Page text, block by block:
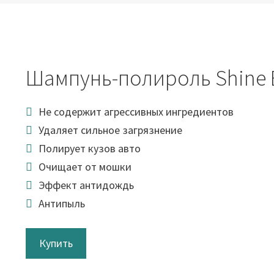
Шампунь-полироль Shine
Не содержит агрессивных ингредиентов
Удаляет сильное загрязнение
Полирует кузов авто
Очищает от мошки
Эффект антидождь
Антипыль
Купить